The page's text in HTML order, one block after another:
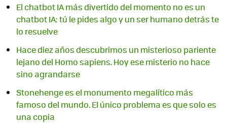
El chatbot IA más divertido del momento no es un
chatbot IA: tú le pides algo y un ser humano detrás te
lo resuelve
Hace diez años descubrimos un misterioso pariente
lejano del Homo sapiens. Hoy ese misterio no hace
sino agrandarse
Stonehenge es el monumento megalítico más
famoso del mundo. El único problema es que solo es
una copia